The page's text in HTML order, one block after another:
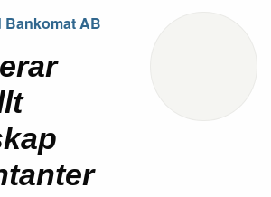
Bankomat AB